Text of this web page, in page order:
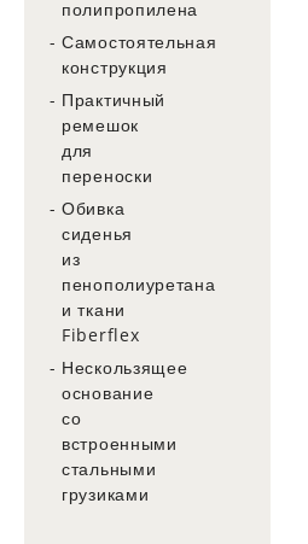
полипропилена
Самостоятельная
конструкция
Практичный
ремешок
для
переноски
Обивка
сиденья
из
пенополиуретана
и ткани
Fiberflex
Нескользящее
основание
со
встроенными
стальными
грузиками